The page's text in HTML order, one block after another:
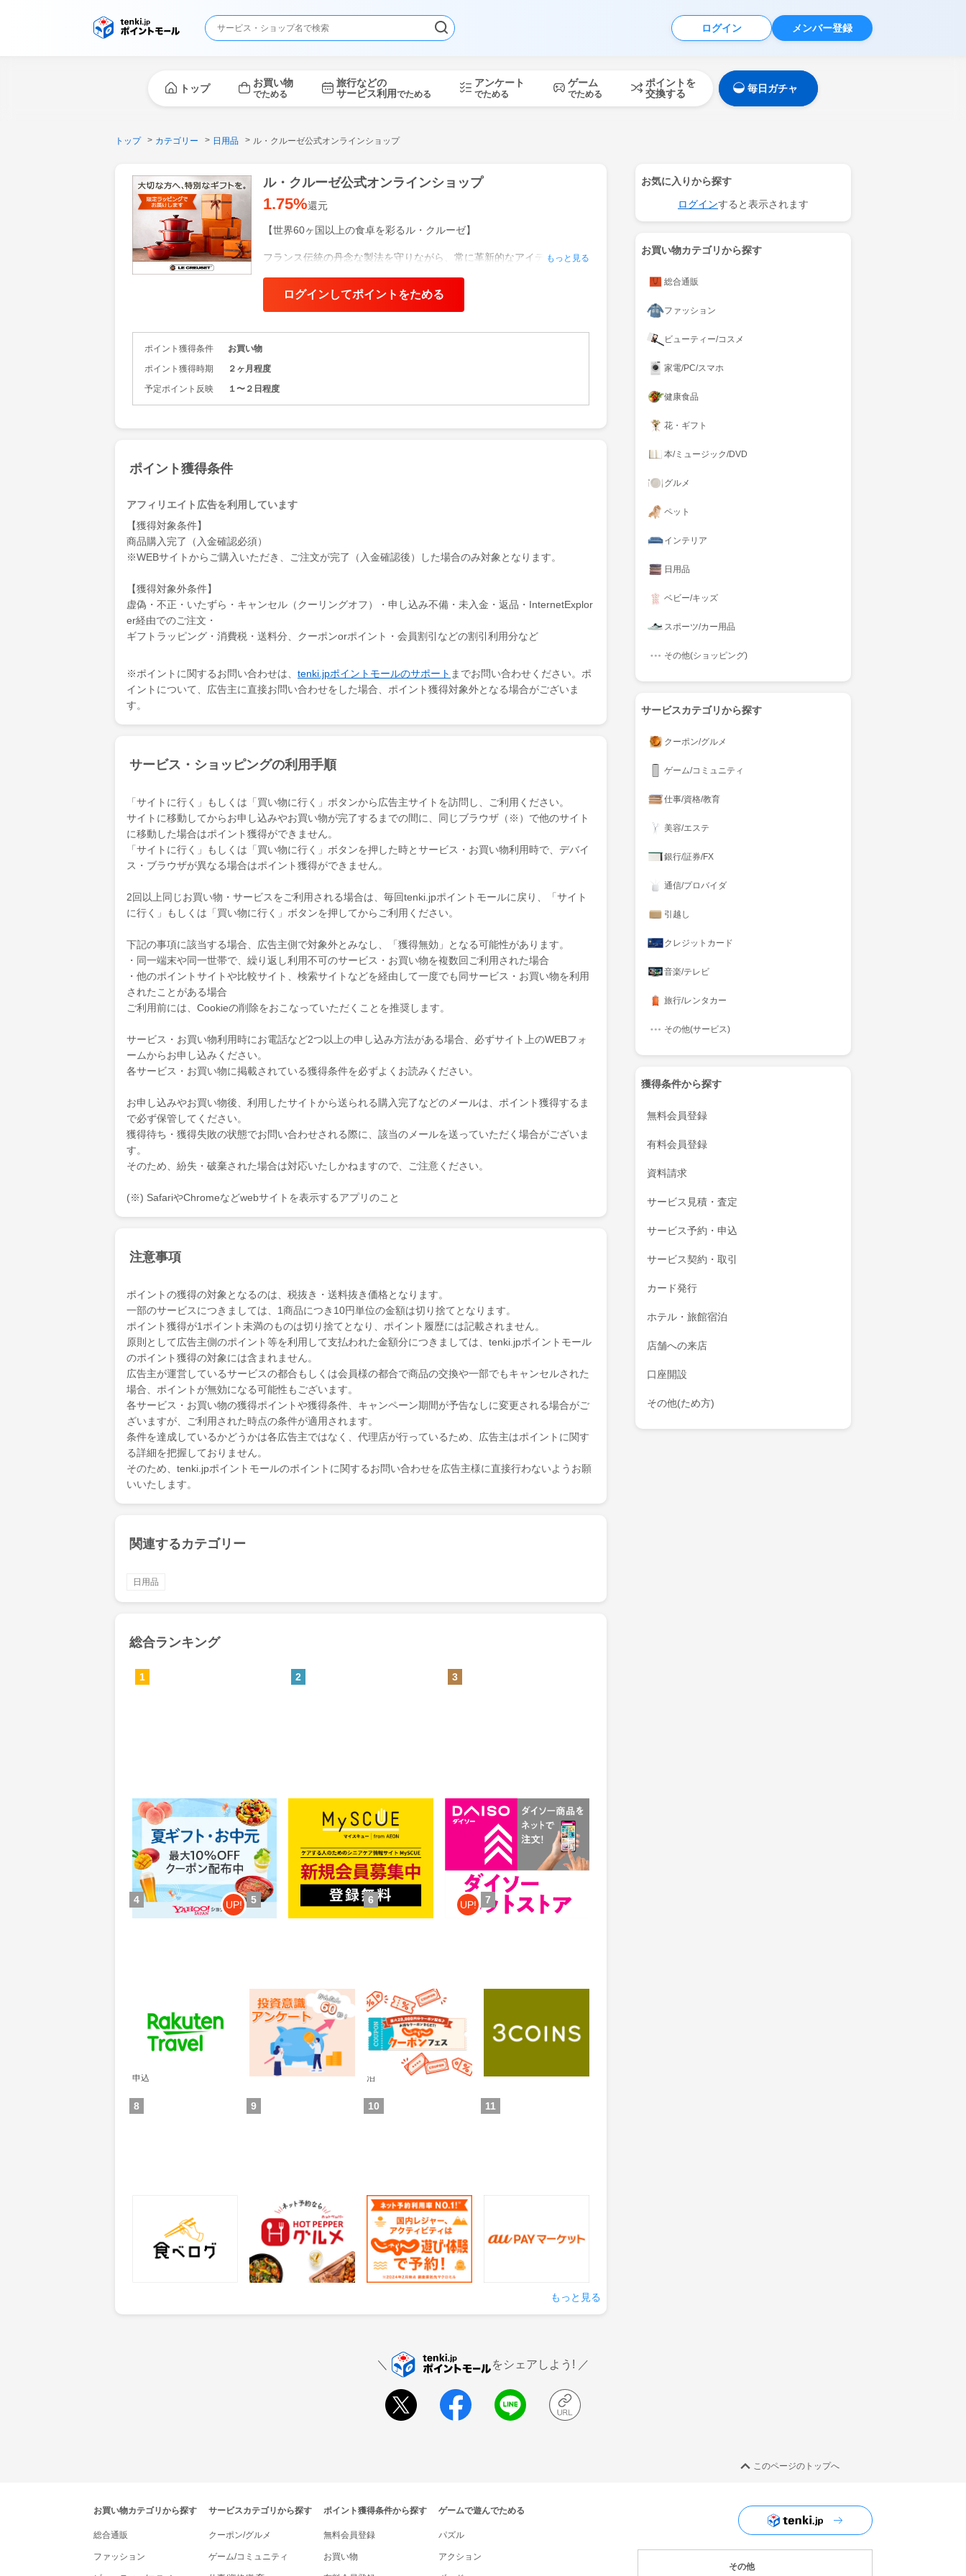
ログイン メンバー登録
トップ お買い物
でためる
旅行などの
サービス利用でためる
アンケート
でためる
ゲーム
でためる
ポイントを
交換する
毎日ガチャ
トップ カテゴリー 日用品 ル・クルーゼ公式オンラインショップ
ル・クルーゼ公式オンラインショップ
1.75%還元
【世界60ヶ国以上の食卓を彩るル・クルーゼ】
フランス伝統の丹念な製法を守りながら、常に革新的なアイディアをも
せるカラフルな色づかいで、豊富なバリエーションの中からシーンに合
わせて、組み合わせ自由自在。
なるバースデークーポンのプレゼントや、会員優待セールの情報、クー
ポンなどをお届けします。
もっと見る
ログインしてポイントをためる
ポイント獲得条件
お買い物
ポイント獲得時期
２ヶ月程度
予定ポイント反映
１〜２日程度
ポイント獲得条件
アフィリエイト広告を利用しています
【獲得対象条件】
商品購入完了（入金確認必須）
※WEBサイトからご購入いただき、ご注文が完了（入金確認後）した場合のみ対象となります。
【獲得対象外条件】
虚偽・不正・いたずら・キャンセル（クーリングオフ）・申し込み不備・未入金・返品・InternetExplor
er経由でのご注文・
ギフトラッピング・消費税・送料分、クーポンorポイント・会員割引などの割引利用分など
※ポイントに関するお問い合わせは、 tenki.jpポイントモールのサポート までお問い合わせください。ポ
イントについて、広告主に直接お問い合わせをした場合、ポイント獲得対象外となる場合がございま
す。
サービス・ショッピングの利用手順
「サイトに行く」もしくは「買い物に行く」ボタンから広告主サイトを訪問し、ご利用ください。
サイトに移動してからお申し込みやお買い物が完了するまでの間に、同じブラウザ（※）で他のサイト
に移動した場合はポイント獲得ができません。
「サイトに行く」もしくは「買い物に行く」ボタンを押した時とサービス・お買い物利用時で、デバイ
ス・ブラウザが異なる場合はポイント獲得ができません。
2回以上同じお買い物・サービスをご利用される場合は、毎回tenki.jpポイントモールに戻り、「サイト
に行く」もしくは「買い物に行く」ボタンを押してからご利用ください。
下記の事項に該当する場合、広告主側で対象外とみなし、「獲得無効」となる可能性があります。
・同一端末や同一世帯で、繰り返し利用不可のサービス・お買い物を複数回ご利用された場合
・他のポイントサイトや比較サイト、検索サイトなどを経由して一度でも同サービス・お買い物を利用
されたことがある場合
ご利用前には、Cookieの削除をおこなっていただくことを推奨します。
サービス・お買い物利用時にお電話など2つ以上の申し込み方法がある場合、必ずサイト上のWEBフォ
ームからお申し込みください。
各サービス・お買い物に掲載されている獲得条件を必ずよくお読みください。
お申し込みやお買い物後、利用したサイトから送られる購入完了などのメールは、ポイント獲得するま
で必ず保管してください。
獲得待ち・獲得失敗の状態でお問い合わせされる際に、該当のメールを送っていただく場合がございま
す。
そのため、紛失・破棄された場合は対応いたしかねますので、ご注意ください。
(※) SafariやChromeなどwebサイトを表示するアプリのこと
注意事項
ポイントの獲得の対象となるのは、税抜き・送料抜き価格となります。
一部のサービスにつきましては、1商品につき10円単位の金額は切り捨てとなります。
ポイント獲得が1ポイント未満のものは切り捨てとなり、ポイント履歴には記載されません。
原則として広告主側のポイント等を利用して支払われた金額分につきましては、tenki.jpポイントモール
のポイント獲得の対象には含まれません。
広告主が運営しているサービスの都合もしくは会員様の都合で商品の交換や一部でもキャンセルされた
場合、ポイントが無効になる可能性もございます。
各サービス・お買い物の獲得ポイントや獲得条件、キャンペーン期間が予告なしに変更される場合がご
ざいますが、ご利用された時点の条件が適用されます。
条件を達成しているかどうかは各広告主ではなく、代理店が行っているため、広告主はポイントに関す
る詳細を把握しておりません。
そのため、tenki.jpポイントモールのポイントに関するお問い合わせを広告主様に直接行わないようお願
いいたします。
関連するカテゴリー
日用品
総合ランキング
Yahoo!ショッピング(ヤフー シ
ョッピング)
1
0.46% 還元
獲得条件：お買い物
MySCUE（マイスキュー）
2
獲得条件：無料会員登録
公式通販【ダイソーネットスト
ア】
3
還元
獲得条件：お買い物
4 UP!
ポイント
通常：50ポイント
申込
レオンワークス 投資ア
ンケート
5
ポイント
獲得条件：その他(ため方)
じゃらんnet
6 UP!
0.6%
還元
通常：0.5%還元
獲得条件：ホテル・旅館宿
泊
ONLINE STORE（パル
クローゼットオンライ
7
1%還元
8
ポイント
獲得条件：サービス予約・
ホットペッパーグルメ
9
50 ポイント
獲得条件：店舗への来店
じゃらん 遊び・体験予
10
1.5%還元
獲得条件：サービス予約・
申込
11
0.5% 還元
もっと見る
お気に入りから探す
ログインすると表示されます
お買い物カテゴリから探す
総合通販
ファッション
ビューティー/コスメ
家電/PC/スマホ
健康食品
花・ギフト
本/ミュージック/DVD
グルメ
ペット
インテリア
日用品
ベビー/キッズ
スポーツ/カー用品
その他(ショッピング)
サービスカテゴリから探す
クーポン/グルメ
ゲーム/コミュニティ
仕事/資格/教育
美容/エステ
銀行/証券/FX
通信/プロバイダ
引越し
クレジットカード
音楽/テレビ
旅行/レンタカー
その他(サービス)
獲得条件から探す
無料会員登録
有料会員登録
資料請求
サービス見積・査定
サービス予約・申込
サービス契約・取引
カード発行
ホテル・旅館宿泊
店舗への来店
口座開設
その他(ため方)
をシェアしよう!
このページのトップへ
tenki.jpポイントモールナビゲーション
お買い物カテゴリから探す
総合通販
ファッション
サービスカテゴリから探す
クーポン/グルメ
ゲーム/コミュニティ
ポイント獲得条件から探す
無料会員登録
お買い物
ゲームで遊んでためる
パズル
アクション
ユーザーナビゲーション
その他